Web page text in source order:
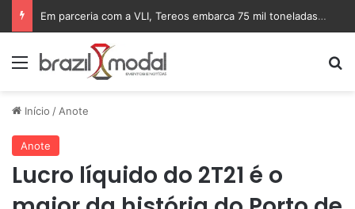
Em parceria com a VLI, Tereos embarca 75 mil toneladas de açúcar VHP para a China
Menu
Início /Anote
Anote
Lucro líquido do 2T21 é o